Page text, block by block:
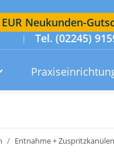
EUR Neukunden-
| Tel. (02245)
Konto
Wunschzettel
Entnahme + Zuspritzkanülen